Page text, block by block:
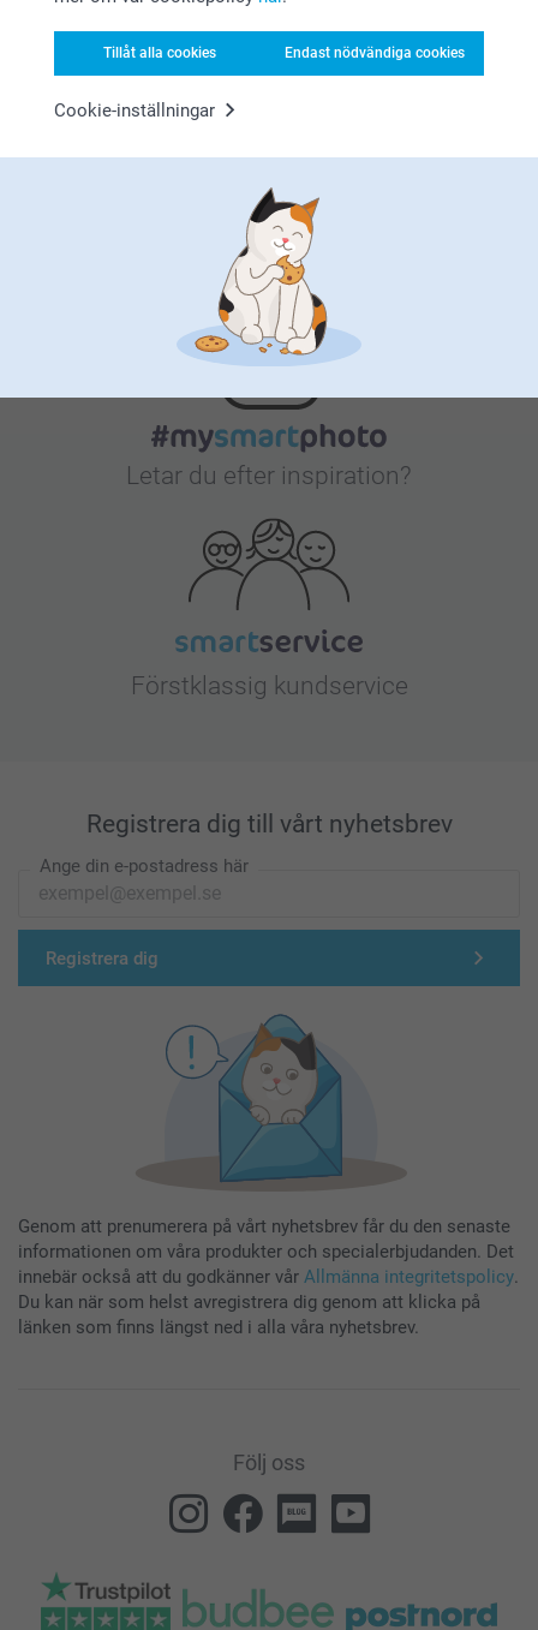
Tillåt alla cookies Endast nödvändiga cookies
Cookie-inställningar
Nöjd kundgaranti
Bonus på alla dina köp
Letar du efter inspiration?
Förstklassig kundservice
Registrera dig till vårt nyhetsbrev
Ange din e-postadress här
Registrera dig
Genom att prenumerera på vårt nyhetsbrev får du den senaste
informationen om våra produkter och specialerbjudanden. Det
innebär också att du godkänner vår Allmänna integritetspolicy.
Du kan när som helst avregistrera dig genom att klicka på
länken som finns längst ned i alla våra nyhetsbrev.
Följ oss